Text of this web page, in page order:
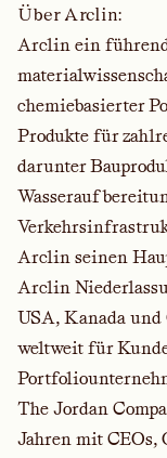
Über Arclin:
Arclin ein
chemiebasierter
Produkte für
darunter
Arclin seinen
Arclin
USA, Kanada
weltweit für
The Jordan
Jahren mit CEOs,